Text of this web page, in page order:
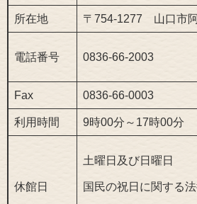
所在地 〒754-1277 山口市
電話番号 0836-66-2003
Fax 0836-66-0003
利用時間 9時00分～17時00分
休館日
土曜日及び日曜日
国民の祝日に関する